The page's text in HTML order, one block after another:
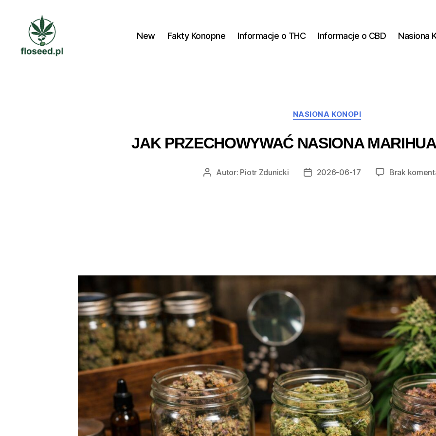
New Fakty Konopne Informacje o THC Informacje o CBD Nasiona
Kategorie
NASIONA KONOPI
JAK PRZECHOWYWAĆ NASIONA
AutorAutor: Piotr Zdunicki
Data2026-06-17 Brak